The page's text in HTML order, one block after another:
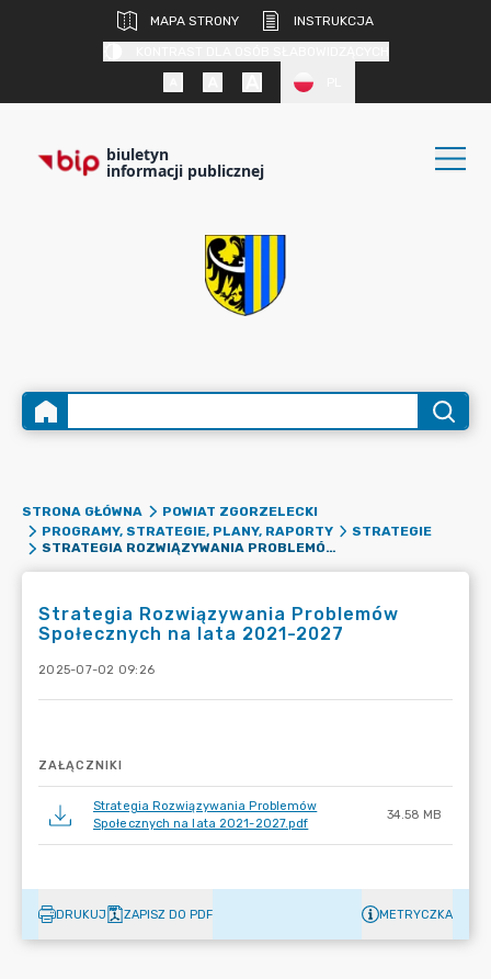
MAPA STRONY
INSTRUKCJA
biuletyn
informacji publicznej
STRONA GŁÓWNA
POWIAT ZGORZELECKI
PROGRAMY, STRATEGIE, PLANY, RAPORTY
STRATEGIE
STRATEGIA ROZWIĄZYWANIA PROBLEMÓW SPOŁECZNYCH NA LATA 2021-2027
Strategia Rozwiązywania Problemów
Społecznych na lata 2021-2027
2025-07-02 09:26
ZAŁĄCZNIKI
Strategia Rozwiązywania Problemów
Społecznych na lata 2021-2027.pdf
34.58 MB
DRUKUJ ZAPISZ DO PDF METRYCZKA